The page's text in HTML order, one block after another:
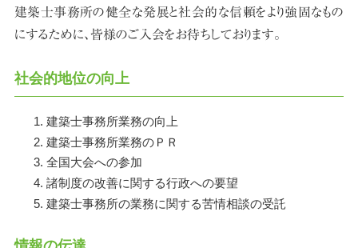
会員紹介
正会員
お知らせ
講習
管理建築士講習
建築士定期講習
販売図書
購入について
建築士事務所の健全な発展と社会的な信頼をより強固なもの
にするために、 皆様のご入会をお待ちしております。
社会的地位の向上
建築士事務所業務の向上
建築士事務所業務のＰＲ
全国大会への参加
諸制度の改善に関する行政への要望
建築士事務所の業務に関する苦情相談の受託